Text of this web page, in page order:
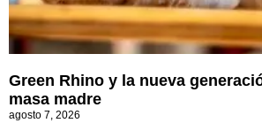
Green Rhino y la nueva
masa madre
agosto 7, 2026